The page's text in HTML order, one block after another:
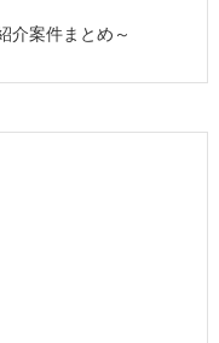
介案件まとめ～